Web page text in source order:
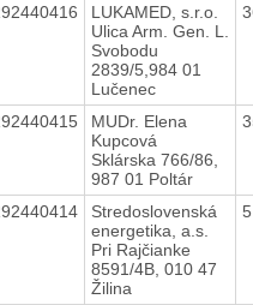
LUKAMED, s.r.o.
Ulica Arm. Gen. L.
Svobodu
2839/5,984 01
Lučenec
MUDr. Elena
Kupcová
Sklárska 766/86,
987 01 Poltár
Stredoslovenská
energetika, a.s.
Pri Rajčianke
8591/4B, 010 47
Žilina